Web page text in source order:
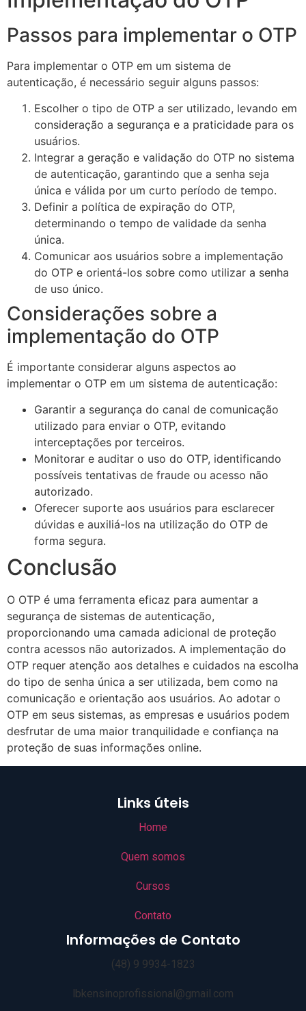
Passos para implementar o OTP
Para implementar o OTP em um sistema de
autenticação, é necessário seguir alguns passos:
Escolher o tipo de OTP a ser utilizado, levando em
consideração a segurança e a praticidade para os
usuários.
Integrar a geração e validação do OTP no sistema
de autenticação, garantindo que a senha seja
única e válida por um curto período de tempo.
Definir a política de expiração do OTP,
determinando o tempo de validade da senha
única.
Comunicar aos usuários sobre a implementação
do OTP e orientá-los sobre como utilizar a senha
de uso único.
Considerações sobre a
implementação do OTP
É importante considerar alguns aspectos ao
implementar o OTP em um sistema de autenticação:
Garantir a segurança do canal de comunicação
utilizado para enviar o OTP, evitando
interceptações por terceiros.
Monitorar e auditar o uso do OTP, identificando
possíveis tentativas de fraude ou acesso não
autorizado.
Oferecer suporte aos usuários para esclarecer
dúvidas e auxiliá-los na utilização do OTP de
forma segura.
Conclusão
O OTP é uma ferramenta eficaz para aumentar a
segurança de sistemas de autenticação,
proporcionando uma camada adicional de proteção
contra acessos não autorizados. A implementação do
OTP requer atenção aos detalhes e cuidados na escolha
do tipo de senha única a ser utilizada, bem como na
comunicação e orientação aos usuários. Ao adotar o
OTP em seus sistemas, as empresas e usuários podem
desfrutar de uma maior tranquilidade e confiança na
proteção de suas informações online.
Links úteis
Home
Quem somos
Cursos
Contato
Informações de Contato
(48) 9 9934-1823
lbkensinoprofissional@gmail.com